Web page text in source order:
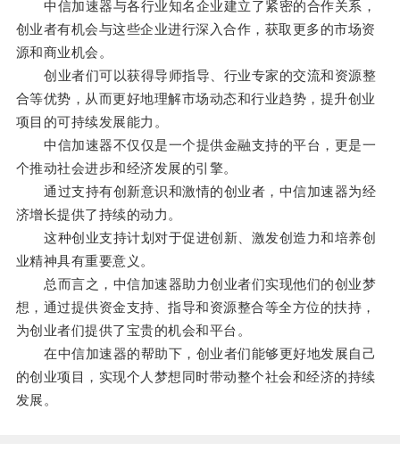
中信加速器与各行业知名企业建立了紧密的合作关系，
创业者有机会与这些企业进行深入合作，获取更多的市场资
源和商业机会。
创业者们可以获得导师指导、行业专家的交流和资源整
合等优势，从而更好地理解市场动态和行业趋势，提升创业
项目的可持续发展能力。
中信加速器不仅仅是一个提供金融支持的平台，更是一
个推动社会进步和经济发展的引擎。
通过支持有创新意识和激情的创业者，中信加速器为经
济增长提供了持续的动力。
这种创业支持计划对于促进创新、激发创造力和培养创
业精神具有重要意义。
总而言之，中信加速器助力创业者们实现他们的创业梦
想，通过提供资金支持、指导和资源整合等全方位的扶持，
为创业者们提供了宝贵的机会和平台。
在中信加速器的帮助下，创业者们能够更好地发展自己
的创业项目，实现个人梦想同时带动整个社会和经济的持续
发展。